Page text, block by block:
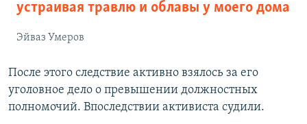
устраивая травлю и облавы у моего дома
Эйваз Умеров
После этого следствие активно взялось за его
уголовное дело о превышении должностных
полномочий. Впоследствии активиста судили.